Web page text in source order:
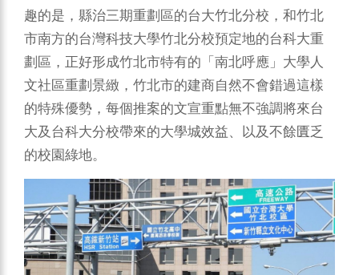
趣的是，縣治三期重劃區的台大竹北分校，和竹北
市南方的台灣科技大學竹北分校預定地的台科大重
劃區，正好形成竹北市特有的「南北呼應」大學人
文社區重劃景緻，竹北市的建商自然不會錯過這樣
的特殊優勢，每個推案的文宣重點無不強調將來台
大及台科大分校帶來的大學城效益、以及不餘匱乏
的校園綠地。